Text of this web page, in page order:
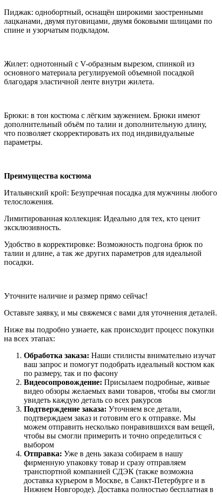
Пиджак: однобортный, оснащён широкими заостренными
лацканами, двумя пуговицами, двумя боковыми шлицами по
спине и узорчатым подкладом.
Жилет: однотонный с V-образным вырезом, спинкой из
основного материала регулируемой объемной посадкой
благодаря эластичной ленте внутри жилета.
Брюки: в тон костюма с лёгким заужением. Брюки имеют
дополнительный объём по талии и дополнительную длину,
что позволяет скорректировать их под индивидуальные
параметры.
Преимущества костюма
Итальянский крой: Безупречная посадка для мужчины любого
телосложения.
Лимитированная коллекция: Идеально для тех, кто ценит
эксклюзивность.
Удобство в корректировке: Возможность подгона брюк по
талии и длине, а так же других параметров для идеальной
посадки.
Уточните наличие и размер прямо сейчас!
Оставьте заявку, и мы свяжемся с вами для уточнения деталей.
Ниже вы подробно узнаете, как происходит процесс покупки
на всех этапах:
Обработка заказа: Наши стилисты внимательно изучат
ваш запрос и помогут подобрать идеальный костюм как
по размеру, так и по фасону
Видеосопровождение: Присылаем подробные, живые
видео обзоры желаемых вами товаров, чтобы вы смогли
увидеть каждую деталь со всех ракурсов
Подтверждение заказа: Уточняем все детали,
подтверждаем заказ и готовим его к отправке. Мы
можем отправить несколько понравившихся вам вещей,
чтобы вы смогли примерить и точно определиться с
выбором
Отправка: Уже в день заказа собираем в нашу
фирменную упаковку товар и сразу отправляем
транспортной компанией СДЭК (также возможна
доставка курьером в Москве, в Санкт-Петербурге и в
Нижнем Новгороде). Доставка полностью бесплатная в